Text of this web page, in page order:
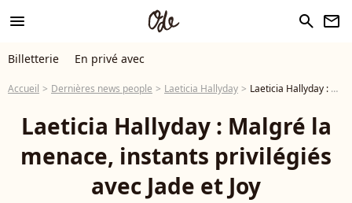
menu search newsletter
Billetterie En privé avec
Accueil Dernières news people Laeticia Hallyday Laeticia Hallyday : Malgré la menace, instants privilégiés avec Jade et Joy
Laeticia Hallyday : Malgré la
menace, instants privilégiés
avec Jade et Joy